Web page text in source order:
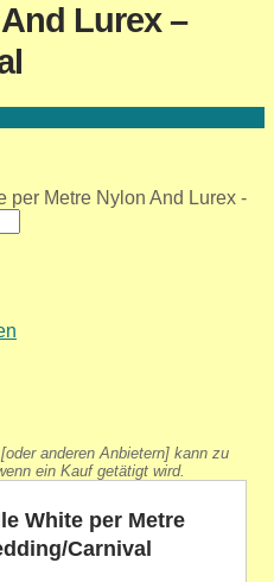
Lurex –
per Metre Nylon And Lurex -
anderen Anbietern] kann zu
ein Kauf getätigt wird.
White per Metre
Carnival